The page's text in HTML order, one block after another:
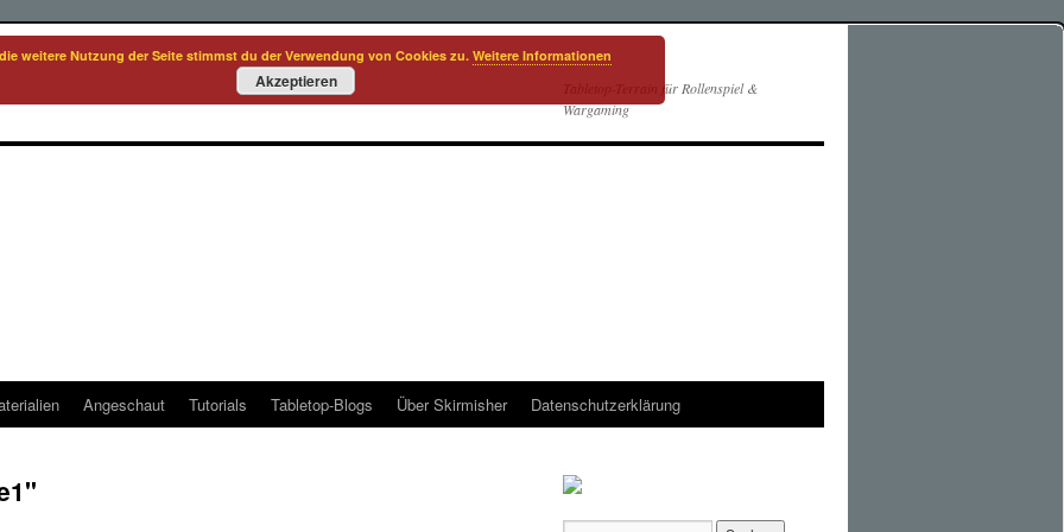
Tabletop-Terrain für Rollenspiel &
Wargaming
Angeschaut Tutorials Tabletop-Blogs Über Skirmisher Datenschutzerklärung
weitere Nutzung der Seite stimmst du der Verwendung von Cookies zu. Weitere Informationen
Akzeptieren